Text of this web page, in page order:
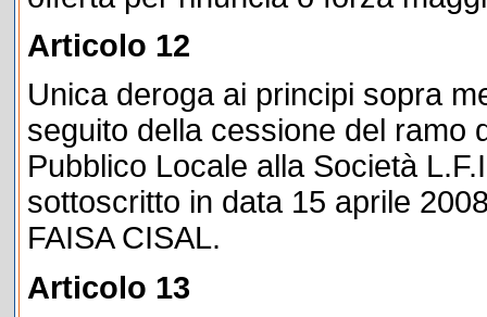
Articolo 12
Unica deroga ai principi sopra
seguito della cessione del ramo
Pubblico Locale alla Società
sottoscritto in data 15 aprile
FAISA CISAL.
Articolo 13